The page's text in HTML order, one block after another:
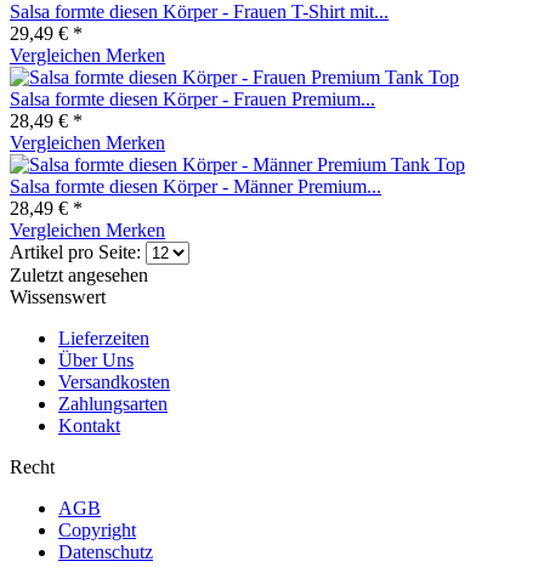
Salsa formte diesen Körper - Frauen T-Shirt mit...
29,49 € *
Vergleichen Merken
Salsa formte diesen Körper - Frauen Premium...
28,49 € *
Vergleichen Merken
Salsa formte diesen Körper - Männer Premium...
28,49 € *
Vergleichen Merken
Artikel pro Seite:
Zuletzt angesehen
Wissenswert
Lieferzeiten
Über Uns
Versandkosten
Zahlungsarten
Kontakt
Recht
AGB
Copyright
Datenschutz